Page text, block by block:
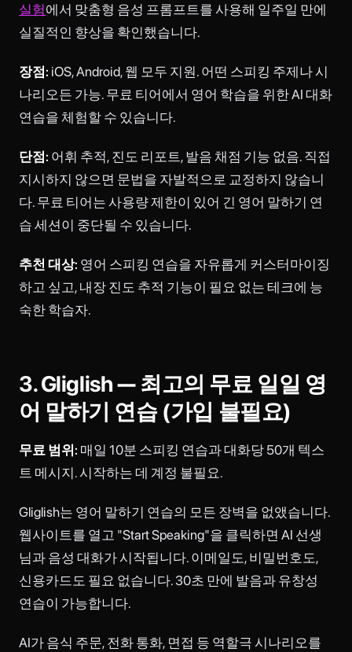
실험에서 맞춤형 음성 프롬프트를 사용해 일주일 만에
실질적인 향상을 확인했습니다.
장점: iOS, Android, 웹 모두 지원. 어떤 스피킹 주제나 시
나리오든 가능. 무료 티어에서 영어 학습을 위한 AI 대화
연습을 체험할 수 있습니다.
단점: 어휘 추적, 진도 리포트, 발음 채점 기능 없음. 직접
지시하지 않으면 문법을 자발적으로 교정하지 않습니
다. 무료 티어는 사용량 제한이 있어 긴 영어 말하기 연
습 세션이 중단될 수 있습니다.
추천 대상: 영어 스피킹 연습을 자유롭게 커스터마이징
하고 싶고, 내장 진도 추적 기능이 필요 없는 테크에 능
숙한 학습자.
3. Gliglish — 최고의 무료 일일 영
어 말하기 연습 (가입 불필요)
무료 범위: 매일 10분 스피킹 연습과 대화당 50개 텍스
트 메시지. 시작하는 데 계정 불필요.
Gliglish는 영어 말하기 연습의 모든 장벽을 없앴습니다.
웹사이트를 열고 "Start Speaking"을 클릭하면 AI 선생
님과 음성 대화가 시작됩니다. 이메일도, 비밀번호도,
신용카드도 필요 없습니다. 30초 만에 발음과 유창성
연습이 가능합니다.
AI가 음식 주문, 전화 통화, 면접 등 역할극 시나리오를